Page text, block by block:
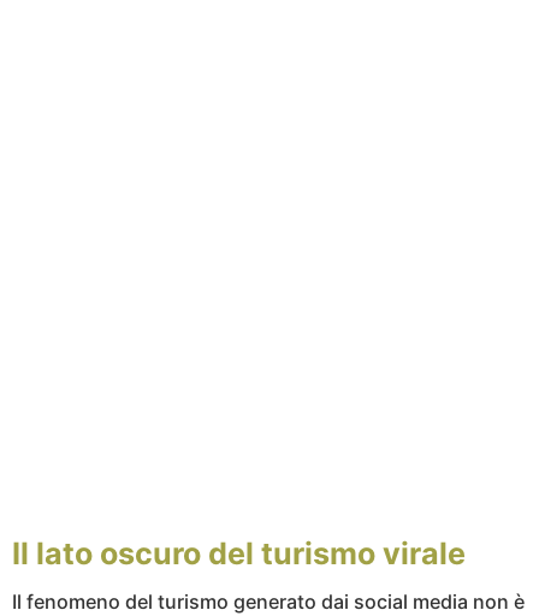
Il lato oscuro del turismo virale
Il fenomeno del turismo generato dai social media non è